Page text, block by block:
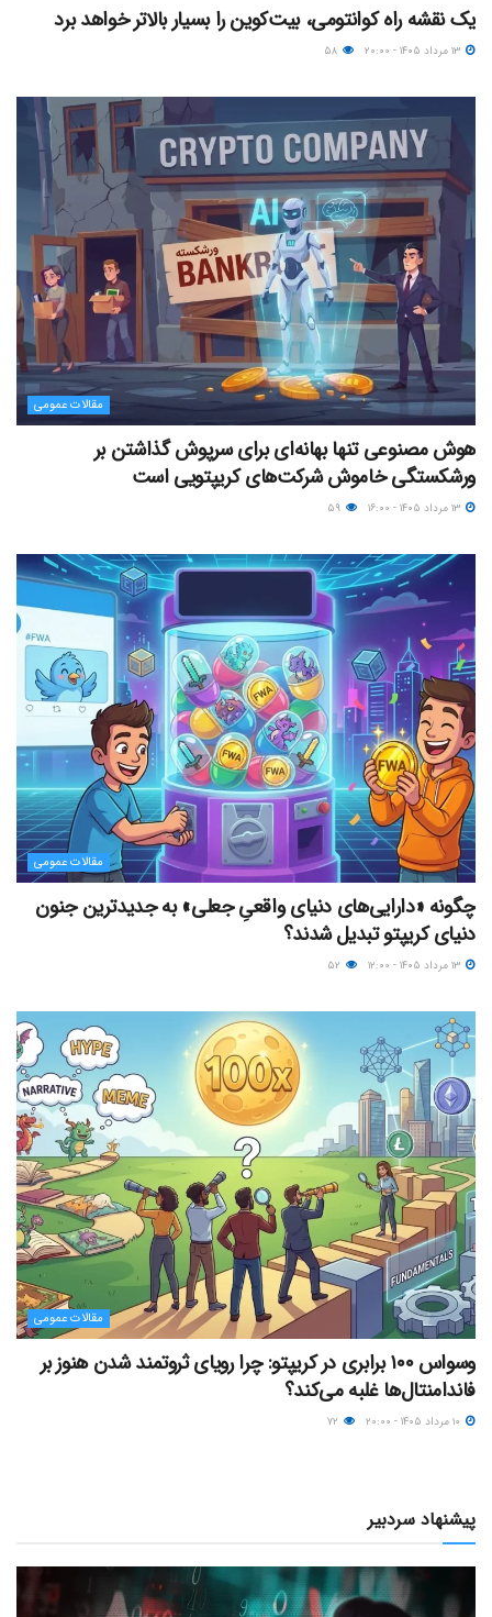
یک نقشه راه کوانتومی، بیت‌کوین را بسیار بالاتر خواهد برد
مقالات عمومی
هوش مصنوعی تنها بهانه‌ای برای سرپوش گذاشتن بر
ورشکستگی خاموش شرکت‌های کریپتویی است
مقالات عمومی
چگونه «دارایی‌های دنیای واقعیِ جعلی» به جدیدترین جنون
دنیای کریپتو تبدیل شدند؟
مقالات عمومی
وسواس ۱۰۰ برابری در کریپتو: چرا رویای ثروتمند شدن هنوز بر
فاندامنتال‌ها غلبه می‌کند؟
پیشنهاد سردبیر